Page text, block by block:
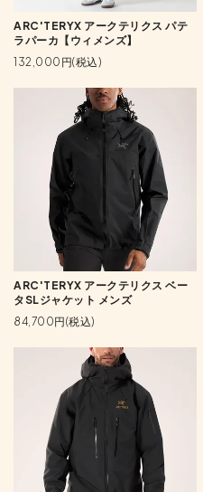
ARC'TERYX アークテリクス パテ
ラパーカ【ウィメンズ】
132,000円(税込)
ARC'TERYX アークテリクス ベー
タSLジャケット メンズ
84,700円(税込)